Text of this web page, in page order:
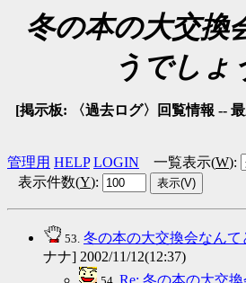
冬の本の大交換
うでしょ
[掲示板: 〈過去ログ〉回覧情報 --
管理用 HELP LOGIN 一覧表示(W):
表示件数(Y):
53. 冬の本の大交換会なんて
ナナ] 2002/11/12(12:37)
Re: 冬の本の大交